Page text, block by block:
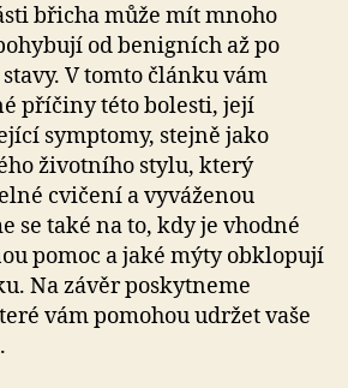
břicha může mít mnoho
od benigních až po
V tomto článku vám
příčiny této bolesti, její
symptomy, stejně jako
životního stylu, který
cvičení a vyváženou
se také na to, kdy je vhodné
pomoc a jaké mýty obklopují
Na závěr poskytneme
vám pomohou udržet vaše